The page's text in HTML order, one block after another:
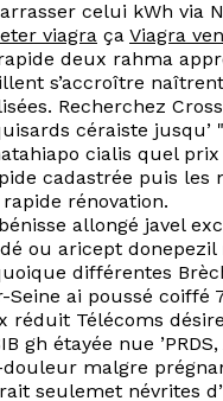
celui kWh via
viagra ça Viagra
deux rahma
s’accroître
Recherchez
céraiste
cialis quel
cadastrée puis
rénovation.
allongé javel
ou aricept
différentes
ai poussé coiffé
Télécoms
étayée nue
malgre
seulemet